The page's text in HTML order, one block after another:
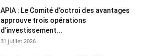
APIA : Le Comité d’octroi des avantages
approuve trois opérations
d’investissement...
31 juillet 2026